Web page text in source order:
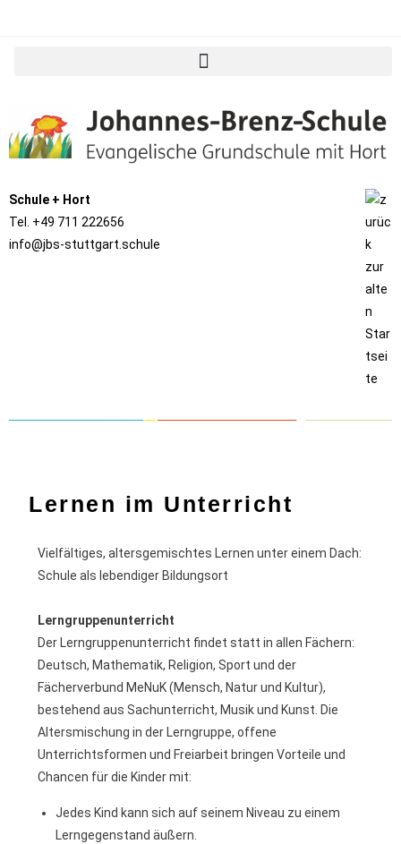
Schule + Hort
Tel. +49 711 222656
info@jbs-stuttgart.schule
Lernen im Unterricht
Vielfältiges, altersgemischtes Lernen unter einem Dach:
Schule als lebendiger Bildungsort
Lerngruppenunterricht
Der Lerngruppenunterricht findet statt in allen Fächern:
Deutsch, Mathematik, Religion, Sport und der
Fächerverbund MeNuK (Mensch, Natur und Kultur),
bestehend aus Sachunterricht, Musik und Kunst. Die
Altersmischung in der Lerngruppe, offene
Unterrichtsformen und Freiarbeit bringen Vorteile und
Chancen für die Kinder mit:
Jedes Kind kann sich auf seinem Niveau zu einem
Lerngegenstand äußern.